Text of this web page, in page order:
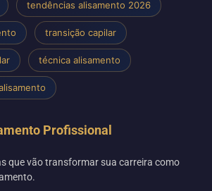
tendências alisamento 2026
transição capilar
técnica alisamento
Profissional
que vão transformar sua carreira como